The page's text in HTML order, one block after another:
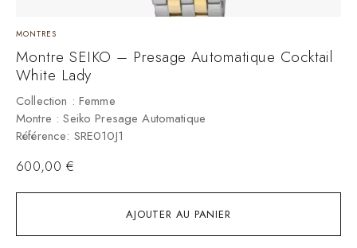
AJOUTER AU PANIER
MONTRES
Montre SEIKO – Presage Automatique Cocktail
White Lady
Collection : Femme
Montre : Seiko Presage Automatique
Référence: SRE010J1
600,00 €